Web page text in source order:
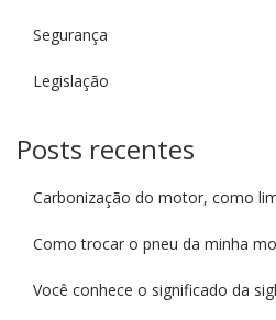
Segurança
Legislação
Posts recentes
Carbonização do motor, como
Como trocar o pneu da minha
Você conhece o significado da